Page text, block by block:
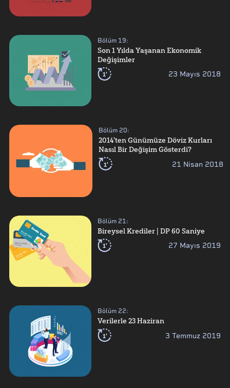
Bölüm 19:
Son 1 Yılda Yaşanan Ekonomik
Değişimler
1' 23 Mayıs 2018
Bölüm 20:
2014'ten Günümüze Döviz Kurları
Nasıl Bir Değişim Gösterdi?
1' 21 Nisan 2018
Bölüm 21:
Bireysel Krediler | DP 60 Saniye
1' 27 Mayıs 2019
Bölüm 22:
Verilerle 23 Haziran
1' 3 Temmuz 2019